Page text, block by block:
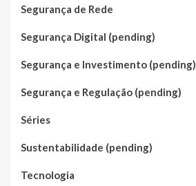
Segurança de Rede
Segurança Digital (pending)
Segurança e Investimento (pending)
Segurança e Regulação (pending)
Séries
Sustentabilidade (pending)
Tecnologia